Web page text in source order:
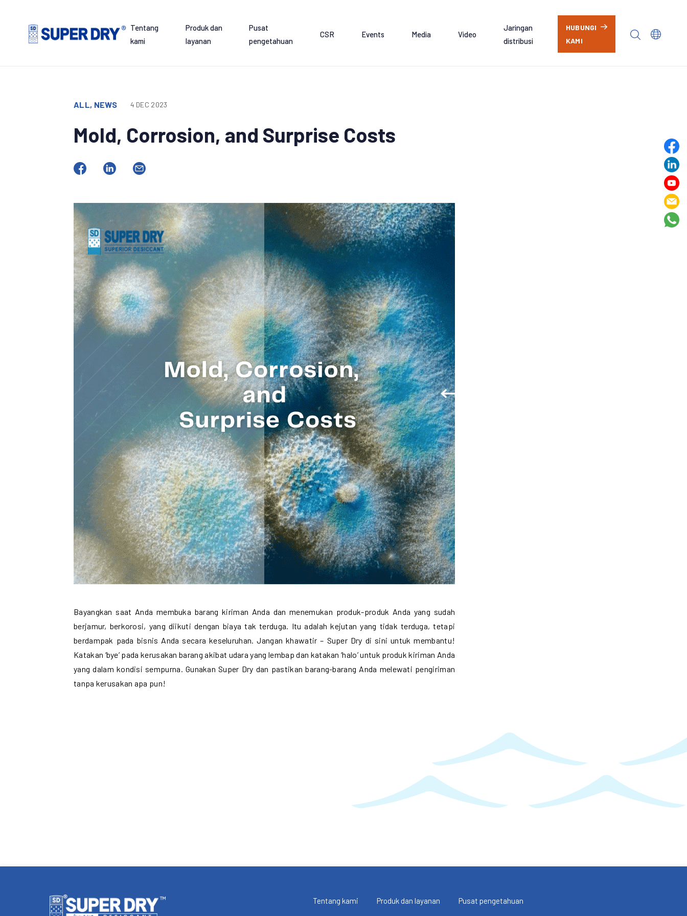
Tentang
kami
Produk dan
layanan
Pusat
pengetahuan
CSR Events Media Video
Jaringan
distribusi
HUBUNGI
KAMI
ALL, NEWS 4 DEC 2023
Mold, Corrosion, and Surprise Costs
Bayangkan saat Anda membuka barang kiriman Anda dan menemukan produk-produk Anda yang sudah
berjamur, berkorosi, yang diikuti dengan biaya tak terduga. Itu adalah kejutan yang tidak terduga, tetapi
berdampak pada bisnis Anda secara keseluruhan. Jangan khawatir – Super Dry di sini untuk membantu!
Katakan ‘bye’ pada kerusakan barang akibat udara yang lembap dan katakan ‘halo’ untuk produk kiriman Anda
yang dalam kondisi sempurna. Gunakan Super Dry dan pastikan barang-barang Anda melewati pengiriman
tanpa kerusakan apa pun!
Tentang kami Produk dan layanan Pusat pengetahuan